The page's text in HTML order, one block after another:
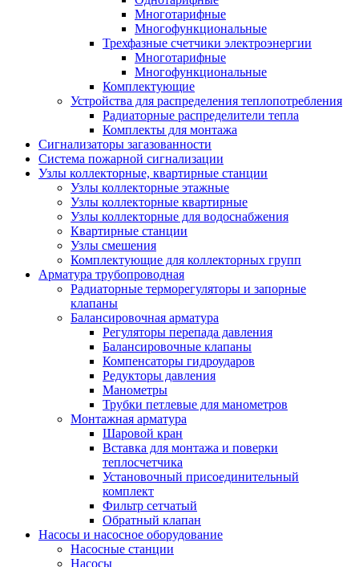
Многотарифные
Многофункциональные
Трехфазные счетчики электроэнергии
Многотарифные
Многофункциональные
Комплектующие
Устройства для распределения теплопотребления
Радиаторные распределители тепла
Комплекты для монтажа
Сигнализаторы загазованности
Система пожарной сигнализации
Узлы коллекторные, квартирные станции
Узлы коллекторные этажные
Узлы коллекторные квартирные
Узлы коллекторные для водоснабжения
Квартирные станции
Узлы смешения
Комплектующие для коллекторных групп
Арматура трубопроводная
Радиаторные терморегуляторы и запорные
клапаны
Балансировочная арматура
Регуляторы перепада давления
Балансировочные клапаны
Компенсаторы гидроударов
Редукторы давления
Манометры
Трубки петлевые для манометров
Монтажная арматура
Шаровой кран
Вставка для монтажа и поверки
теплосчетчика
Установочный присоединительный
комплект
Фильтр сетчатый
Обратный клапан
Насосы и насосное оборудование
Насосные станции
Насосы